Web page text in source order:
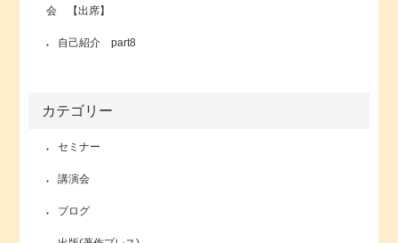
会 【出席】
自己紹介 part8
カテゴリー
セミナー
講演会
ブログ